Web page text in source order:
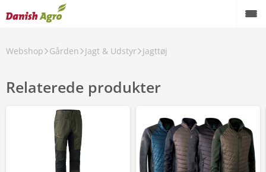
Webshop Gården Jagt & Udstyr Jagttøj
Relaterede produkter